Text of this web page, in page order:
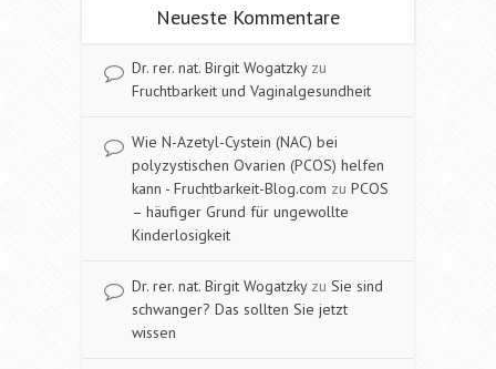
Neueste Kommentare
Dr. rer. nat. Birgit Wogatzkyzu
Fruchtbarkeit und Vaginalgesundheit
Wie N-Azetyl-Cystein (NAC) bei
polyzystischen Ovarien (PCOS) helfen
kann - Fruchtbarkeit-Blog.com zu PCOS
– häufiger Grund für ungewollte
Kinderlosigkeit
Dr. rer. nat. Birgit Wogatzkyzu Sie sind
schwanger? Das sollten Sie jetzt
wissen